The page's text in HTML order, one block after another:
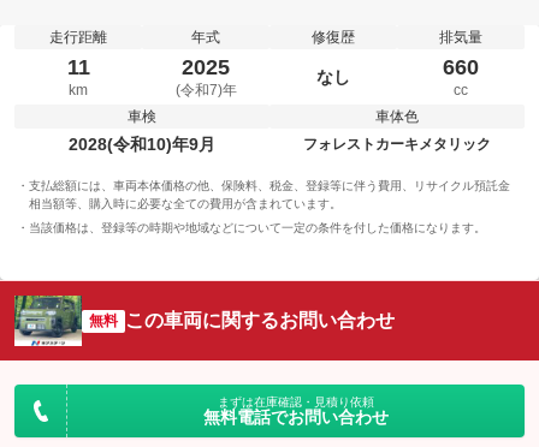
走行距離
11
km
年式
2025
(令和7)年
修復歴
なし
排気量
660
cc
車検
2028(令和10)年9月
車体色
フォレストカーキメタリック
支払総額には、車両本体価格の他、保険料、税金、登録等に伴う費用、リサイクル預託金
相当額等、購入時に必要な全ての費用が含まれています。
当該価格は、登録等の時期や地域などについて一定の条件を付した価格になります。
無料 この車両に関するお問い合わせ
まずは在庫確認・見積り依頼
無料電話でお問い合わせ